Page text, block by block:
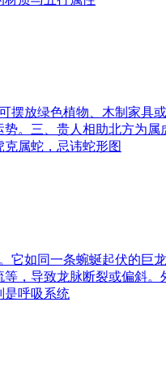
摆放绿色植物、木制家具
。三、贵人相助北方为属
属蛇，忌讳蛇形图
它如同一条蜿蜒起伏的巨
，导致龙脉断裂或偏斜。
是呼吸系统